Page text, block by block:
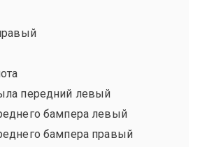
передний левый
бампера левый
бампера правый